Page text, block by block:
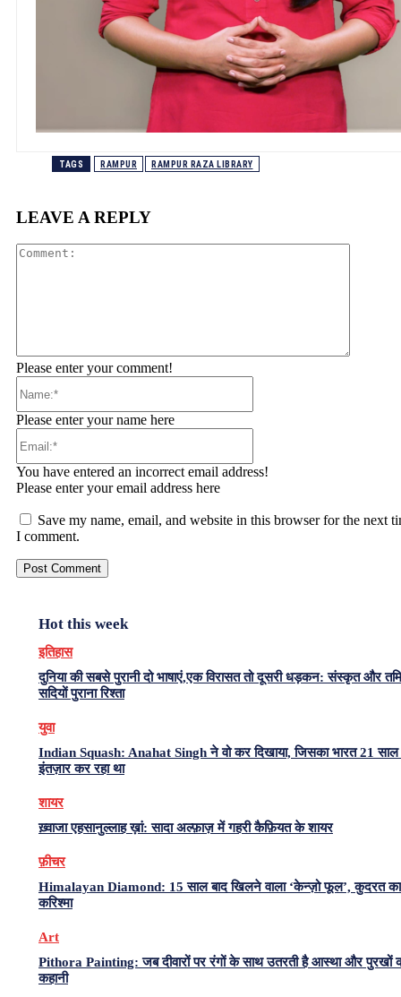
TAGS RAMPUR RAMPUR RAZA LIBRARY
LEAVE A REPLY
Please enter your comment!
Please enter your name here
You have entered an incorrect email address!
Please enter your email address here
Save my name, email, and website in this browser for the next
I comment.
Hot this week
इतिहास
दुनिया की सबसे पुरानी दो भाषाएं,एक विरासत तो दूसरी धड़कन: संस्कृत और
सदियों पुराना रिश्ता
युवा
Indian Squash: Anahat Singh ने वो कर दिखाया, जिसका भारत 21
इंतज़ार कर रहा था
शायर
ख़्वाजा एहसानुल्लाह ख़ां: सादा अल्फ़ाज़ में गहरी कैफ़ियत के शायर
फ़ीचर
Himalayan Diamond: 15 साल बाद खिलने वाला ‘केन्ज़ो फूल’, कुदरत
करिश्मा
Art
Pithora Painting: जब दीवारों पर रंगों के साथ उतरती है आस्था और पुरखों
कहानी